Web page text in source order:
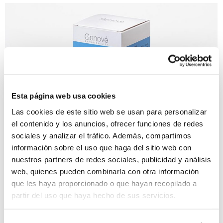
Esta página web usa cookies
Las cookies de este sitio web se usan para personalizar
el contenido y los anuncios, ofrecer funciones de redes
sociales y analizar el tráfico. Además, compartimos
información sobre el uso que haga del sitio web con
nuestros partners de redes sociales, publicidad y análisis
web, quienes pueden combinarla con otra información
que les haya proporcionado o que hayan recopilado a
partir del uso que haya hecho de sus servicios.